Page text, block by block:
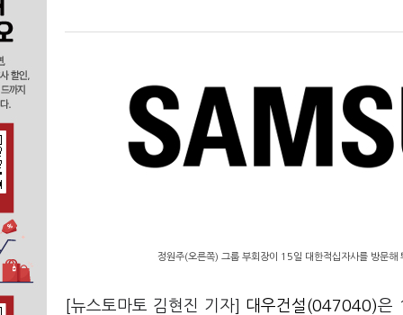
정원주(오른쪽) 그룹 부회장이 15일 대한적십자사를 방문해
[뉴스토마토 김현진 기자] 대우건설(047040)은